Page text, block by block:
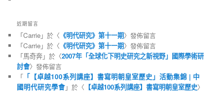
近期留言
「Carrie」於〈 《明代研究》第十一期〉發佈留言
「Carrie」於〈 《明代研究》第十一期〉發佈留言
「馬奇奔」於〈2007年「全球化下明史研究之新視野」國際學術研
討會〉發佈留言
「 「【卓越100系列講座】書寫明朝皇室歷史」活動集錦 | 中
國明代研究學會」於〈 【卓越100系列講座】書寫明朝皇室歷史〉